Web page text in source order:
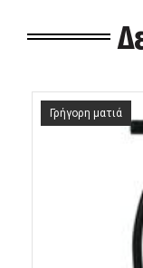
Γρήγορη ματιά